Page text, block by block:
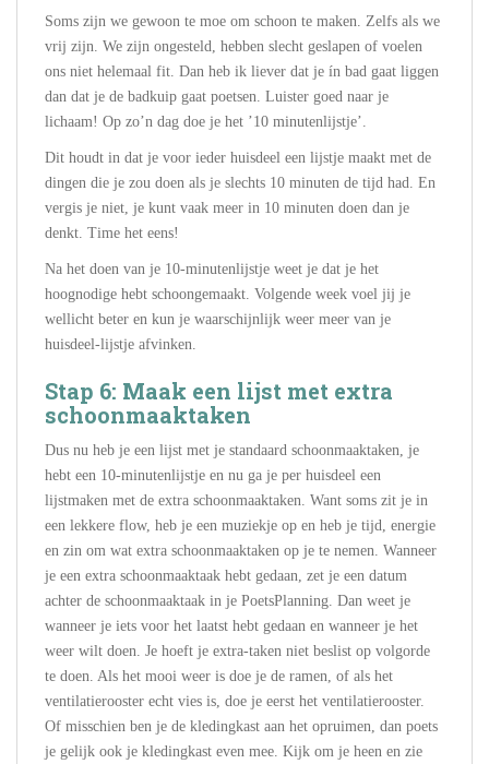
Soms zijn we gewoon te moe om schoon te maken. Zelfs als we
vrij zijn. We zijn ongesteld, hebben slecht geslapen of voelen
ons niet helemaal fit. Dan heb ik liever dat je ín bad gaat liggen
dan dat je de badkuip gaat poetsen. Luister goed naar je
lichaam! Op zo’n dag doe je het ’10 minutenlijstje’.
Dit houdt in dat je voor ieder huisdeel een lijstje maakt met de
dingen die je zou doen als je slechts 10 minuten de tijd had. En
vergis je niet, je kunt vaak meer in 10 minuten doen dan je
denkt. Time het eens!
Na het doen van je 10-minutenlijstje weet je dat je het
hoognodige hebt schoongemaakt. Volgende week voel jij je
wellicht beter en kun je waarschijnlijk weer meer van je
huisdeel-lijstje afvinken.
Stap 6: Maak een lijst met extra
schoonmaaktaken
Dus nu heb je een lijst met je standaard schoonmaaktaken, je
hebt een 10-minutenlijstje en nu ga je per huisdeel een
lijstmaken met de extra schoonmaaktaken. Want soms zit je in
een lekkere flow, heb je een muziekje op en heb je tijd, energie
en zin om wat extra schoonmaaktaken op je te nemen. Wanneer
je een extra schoonmaaktaak hebt gedaan, zet je een datum
achter de schoonmaaktaak in je PoetsPlanning. Dan weet je
wanneer je iets voor het laatst hebt gedaan en wanneer je het
weer wilt doen. Je hoeft je extra-taken niet beslist op volgorde
te doen. Als het mooi weer is doe je de ramen, of als het
ventilatierooster echt vies is, doe je eerst het ventilatierooster.
Of misschien ben je de kledingkast aan het opruimen, dan poets
je gelijk ook je kledingkast even mee. Kijk om je heen en zie